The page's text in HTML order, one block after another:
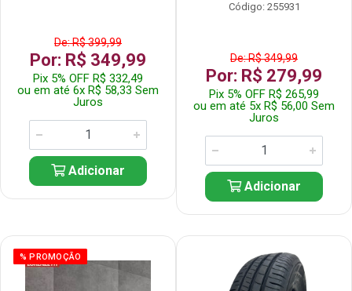
De: R$ 399,99
Por: R$ 349,99
Pix 5% OFF R$ 332,49
ou em até 6x R$ 58,33 Sem
Juros
Adicionar
Código: 255931
De: R$ 349,99
Por: R$ 279,99
Pix 5% OFF R$ 265,99
ou em até 5x R$ 56,00 Sem
Juros
Adicionar
% PROMOÇÃO